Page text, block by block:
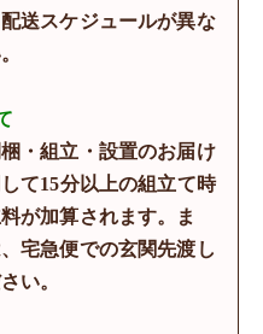
送スケジュールが異な
・組立・設置のお届け
て15分以上の組立て時
が加算されます。ま
宅急便での玄関先渡し
い。